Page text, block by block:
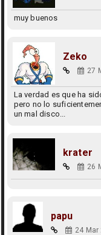
muy buenos
Zeko
27
La verdad es que ha
pero no lo
un mal disco...
krater
26
papu
24 Mar